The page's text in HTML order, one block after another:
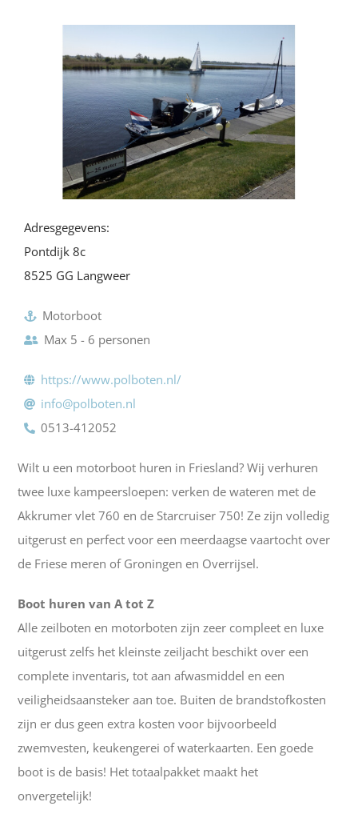
Adresgegevens:
Pontdijk 8c
8525 GG Langweer
Motorboot
Max 5 - 6 personen
https://www.polboten.nl/
info@polboten.nl
0513-412052
Wilt u een motorboot huren in Friesland? Wij verhuren
twee luxe kampeersloepen: verken de wateren met de
Akkrumer vlet 760 en de Starcruiser 750! Ze zijn volledig
uitgerust en perfect voor een meerdaagse vaartocht over
de Friese meren of Groningen en Overrijsel.
Boot huren van A tot Z
Alle zeilboten en motorboten zijn zeer compleet en luxe
uitgerust zelfs het kleinste zeiljacht beschikt over een
complete inventaris, tot aan afwasmiddel en een
veiligheidsaansteker aan toe. Buiten de brandstofkosten
zijn er dus geen extra kosten voor bijvoorbeeld
zwemvesten, keukengerei of waterkaarten. Een goede
boot is de basis! Het totaalpakket maakt het
onvergetelijk!